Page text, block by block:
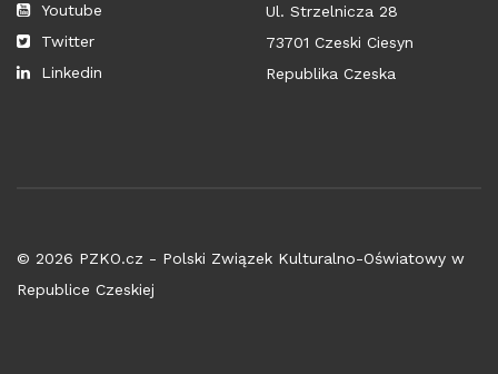
Youtube
Twitter
Linkedin
Ul. Strzelnicza 28
73701 Czeski Ciesyn
Republika Czeska
© 2026 PZKO.cz - Polski Związek Kulturalno-Oświatowy w
Republice Czeskiej